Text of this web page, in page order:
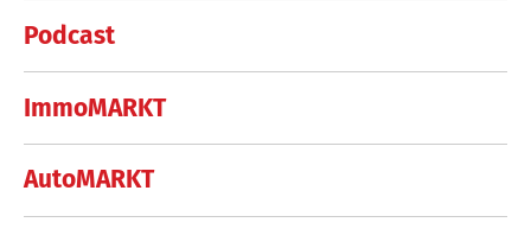
Podcast
ImmoMARKT
AutoMARKT